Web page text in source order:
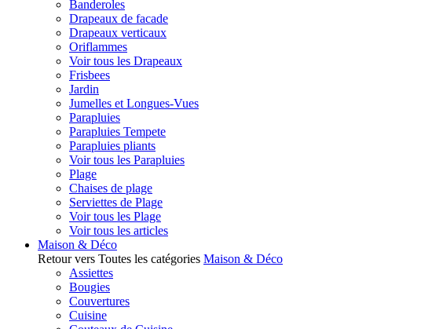
Banderoles
Drapeaux de facade
Drapeaux verticaux
Oriflammes
Voir tous les Drapeaux
Frisbees
Jardin
Jumelles et Longues-Vues
Parapluies
Parapluies Tempete
Parapluies pliants
Voir tous les Parapluies
Plage
Chaises de plage
Serviettes de Plage
Voir tous les Plage
Voir tous les articles
Maison & Déco
Retour vers Toutes les catégories Maison & Déco
Assiettes
Bougies
Couvertures
Cuisine